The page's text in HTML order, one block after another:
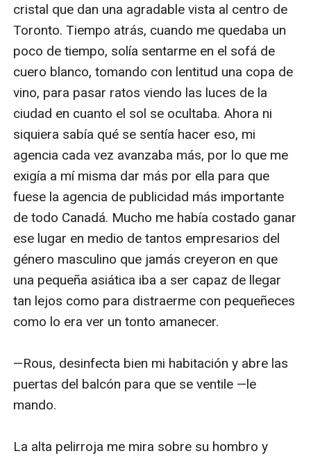
cristal que dan una agradable vista al centro de
Toronto. Tiempo atrás, cuando me quedaba un
poco de tiempo, solía sentarme en el sofá de
cuero blanco, tomando con lentitud una copa de
vino, para pasar ratos viendo las luces de la
ciudad en cuanto el sol se ocultaba. Ahora ni
siquiera sabía qué se sentía hacer eso, mi
agencia cada vez avanzaba más, por lo que me
exigía a mí misma dar más por ella para que
fuese la agencia de publicidad más importante
de todo Canadá. Mucho me había costado ganar
ese lugar en medio de tantos empresarios del
género masculino que jamás creyeron en que
una pequeña asiática iba a ser capaz de llegar
tan lejos como para distraerme con pequeñeces
como lo era ver un tonto amanecer.
—Rous, desinfecta bien mi habitación y abre las
puertas del balcón para que se ventile —le
mando.
La alta pelirroja me mira sobre su hombro y